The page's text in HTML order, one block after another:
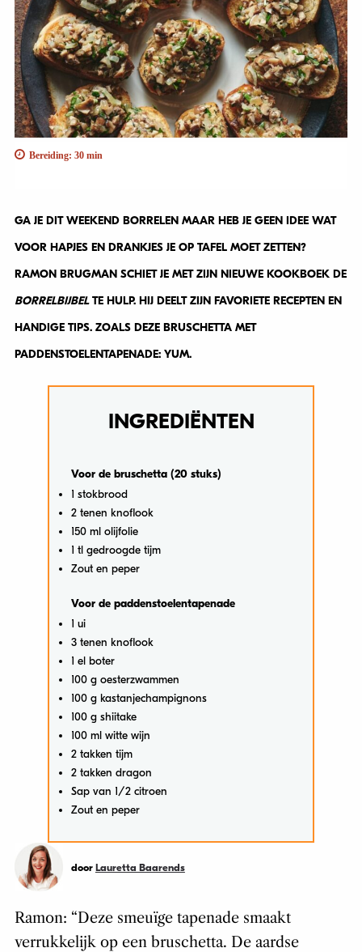
Bereiding: 30 min
GA JE DIT WEEKEND BORRELEN MAAR HEB JE GEEN IDEE WAT
VOOR HAPJES EN DRANKJES JE OP TAFEL MOET ZETTEN?
RAMON BRUGMAN SCHIET JE MET ZIJN NIEUWE KOOKBOEK DE
BORRELBIJBELTE HULP. HIJ DEELT ZIJN FAVORIETE RECEPTEN EN
HANDIGE TIPS. ZOALS DEZE BRUSCHETTA MET
PADDENSTOELENTAPENADE: YUM.
INGREDIËNTEN
Voor de bruschetta (20 stuks)
1 stokbrood
2 tenen knoflook
150 ml olijfolie
1 tl gedroogde tijm
Zout en peper
Voor de paddenstoelentapenade
1 ui
3 tenen knoflook
1 el boter
100 g oesterzwammen
100 g kastanjechampignons
100 g shiitake
100 ml witte wijn
2 takken tijm
2 takken dragon
Sap van 1/2 citroen
Zout en peper
door Lauretta Baarends
Ramon: “Deze smeuïge tapenade smaakt
verrukkelijk op een bruschetta. De aardse